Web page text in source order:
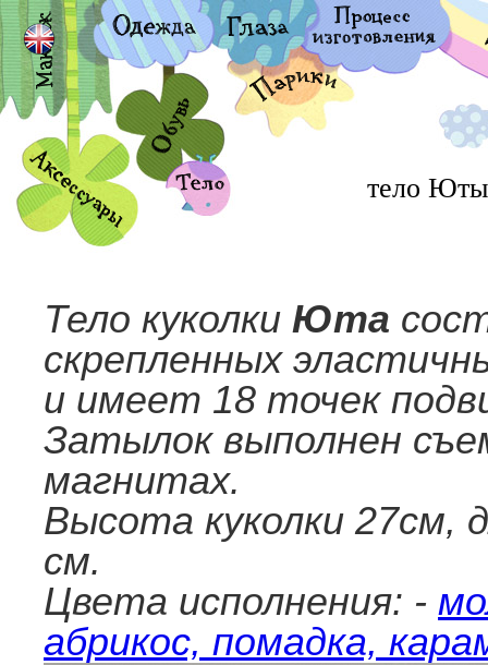
тело Юты
Тело куколки Юта
скрепленных
и имеет 18 точек
Затылок выполнен
магнитах.
Высота куколки 27см,
см.
Цвета исполнения: -
абрикос, помадка,